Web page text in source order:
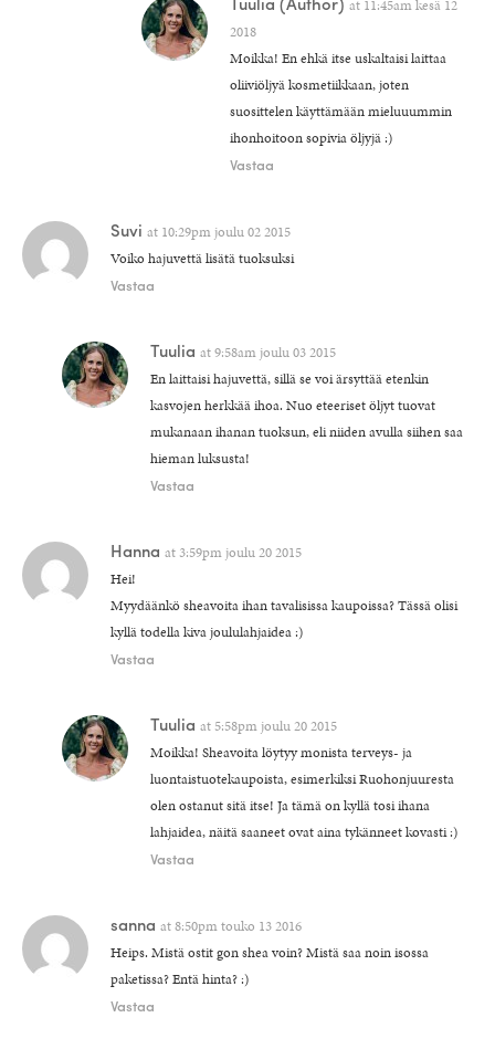
at 11:45am kesä 12
2018
Moikka! En ehkä itse uskaltaisi laittaa
oliiviöljyä kosmetiikkaan, joten
suosittelen käyttämään mieluuummin
ihonhoitoon sopivia öljyjä :)
Vastaa
Suvi at 10:29pm joulu 02 2015
Voiko hajuvettä lisätä tuoksuksi
Vastaa
Tuulia at9:58am joulu 03 2015
En laittaisi hajuvettä, sillä se voi ärsyttää etenkin
kasvojen herkkää ihoa. Nuo eteeriset öljyt tuovat
mukanaan ihanan tuoksun, eli niiden avulla siihen saa
hieman luksusta!
Vastaa
Hanna at 3:59pm joulu 20 2015
Hei!
Myydäänkö sheavoita ihan tavalisissa kaupoissa? Tässä olisi
kyllä todella kiva joululahjaidea :)
Vastaa
Tuulia at 5:58pm joulu 20 2015
Moikka! Sheavoita löytyy monista terveys- ja
luontaistuotekaupoista, esimerkiksi Ruohonjuuresta
olen ostanut sitä itse! Ja tämä on kyllä tosi ihana
lahjaidea, näitä saaneet ovat aina tykänneet kovasti :)
Vastaa
sanna at8:50pm touko 13 2016
Heips. Mistä ostit gon shea voin? Mistä saa noin isossa
paketissa? Entä hinta? :)
Vastaa